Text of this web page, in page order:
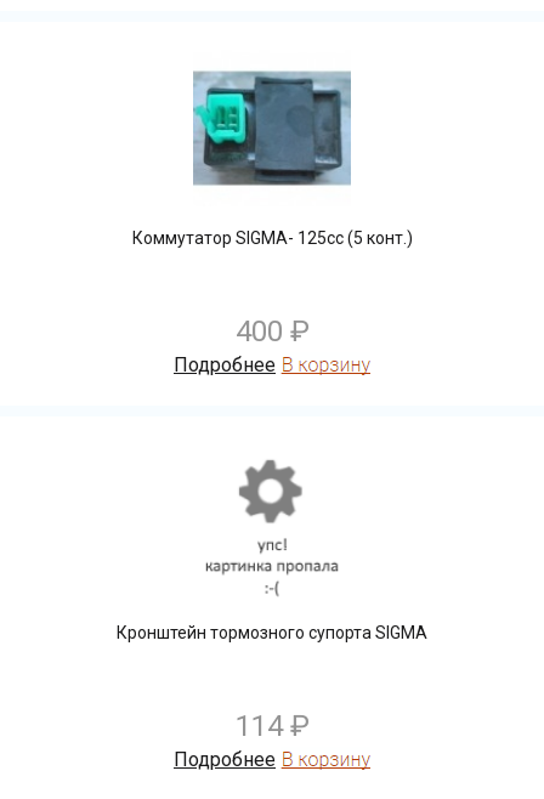
Коммутатор SIGMA- 125cc (5 конт.)
400 ₽
Подробнее
Кронштейн тормозного супорта SIGMA
114 ₽
Подробнее